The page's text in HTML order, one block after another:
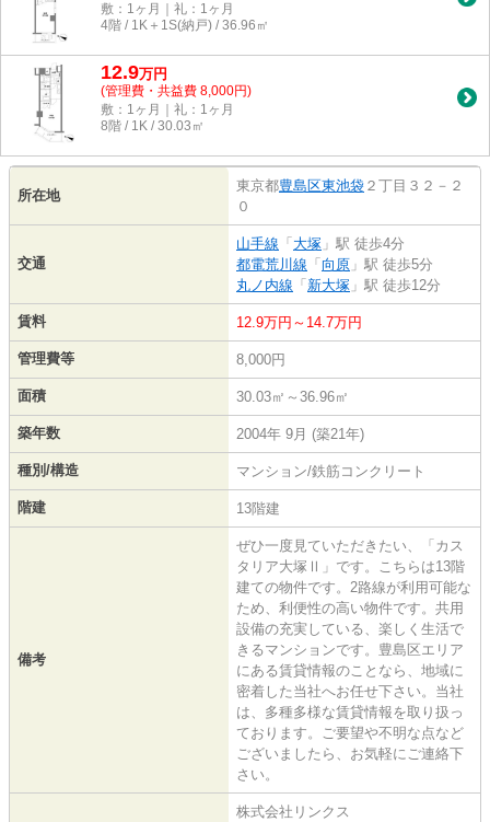
敷：1ヶ月｜礼：1ヶ月
4階 / 1K＋1S(納戸) / 36.96㎡
12.9万円
(管理費・共益費 8,000円)
敷：1ヶ月｜礼：1ヶ月
8階 / 1K / 30.03㎡
所在地
東京都豊島区東池袋 ２丁目３２－２
０
交通
山手線 「 大塚 」駅 徒歩4分
都電荒川線 「 向原 」駅 徒歩5分
丸ノ内線 「 新大塚 」駅 徒歩12分
賃料 12.9万円～14.7万円
管理費等 8,000円
面積 30.03㎡～36.96㎡
築年数 2004年 9月 (築21年)
種別/構造 マンション/鉄筋コンクリート
階建 13階建
備考
ぜひ一度見ていただきたい、「カス
タリア大塚Ⅱ」です。こちらは13階
建ての物件です。2路線が利用可能な
ため、利便性の高い物件です。共用
設備の充実している、楽しく生活で
きるマンションです。豊島区エリア
にある賃貸情報のことなら、地域に
密着した当社へお任せ下さい。当社
は、多種多様な賃貸情報を取り扱っ
ております。ご要望や不明な点など
ございましたら、お気軽にご連絡下
さい。
株式会社リンクス